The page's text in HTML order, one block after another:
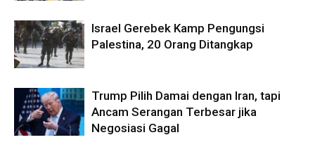
Israel Gerebek Kamp Pengungsi
Palestina, 20 Orang Ditangkap
Trump Pilih Damai dengan Iran, tapi
Ancam Serangan Terbesar jika
Negosiasi Gagal